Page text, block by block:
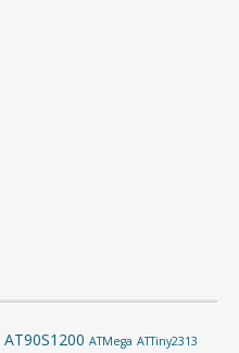
AT90S1200 ATMega ATTiny2313